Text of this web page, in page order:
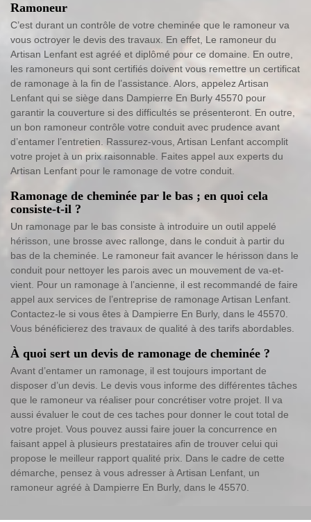
Ramoneur
C’est durant un contrôle de votre cheminée que le ramoneur va
vous octroyer le devis des travaux. En effet, Le ramoneur du
Artisan Lenfant est agréé et diplômé pour ce domaine. En outre,
les ramoneurs qui sont certifiés doivent vous remettre un certificat
de ramonage à la fin de l’assistance. Alors, appelez Artisan
Lenfant qui se siège dans Dampierre En Burly 45570 pour
garantir la couverture si des difficultés se présenteront. En outre,
un bon ramoneur contrôle votre conduit avec prudence avant
d’entamer l’entretien. Rassurez-vous, Artisan Lenfant accomplit
votre projet à un prix raisonnable. Faites appel aux experts du
Artisan Lenfant pour le ramonage de votre conduit.
Ramonage de cheminée par le bas ; en quoi cela
consiste-t-il ?
Un ramonage par le bas consiste à introduire un outil appelé
hérisson, une brosse avec rallonge, dans le conduit à partir du
bas de la cheminée. Le ramoneur fait avancer le hérisson dans le
conduit pour nettoyer les parois avec un mouvement de va-et-
vient. Pour un ramonage à l’ancienne, il est recommandé de faire
appel aux services de l’entreprise de ramonage Artisan Lenfant.
Contactez-le si vous êtes à Dampierre En Burly, dans le 45570.
Vous bénéficierez des travaux de qualité à des tarifs abordables.
À quoi sert un devis de ramonage de cheminée ?
Avant d’entamer un ramonage, il est toujours important de
disposer d’un devis. Le devis vous informe des différentes tâches
que le ramoneur va réaliser pour concrétiser votre projet. Il va
aussi évaluer le cout de ces taches pour donner le cout total de
votre projet. Vous pouvez aussi faire jouer la concurrence en
faisant appel à plusieurs prestataires afin de trouver celui qui
propose le meilleur rapport qualité prix. Dans le cadre de cette
démarche, pensez à vous adresser à Artisan Lenfant, un
ramoneur agréé à Dampierre En Burly, dans le 45570.